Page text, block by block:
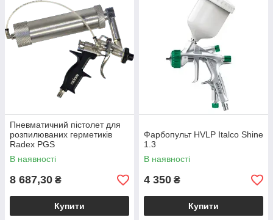
Пневматичний пістолет для
розпилюваних герметиків
Radex PGS
В наявності
8 687,30 ₴
Купити
Фарбопульт HVLP Italco Shine
1.3
В наявності
4 350 ₴
Купити